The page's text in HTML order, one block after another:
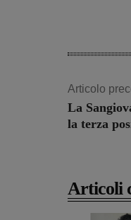
Articolo
La
la terza
Articoli